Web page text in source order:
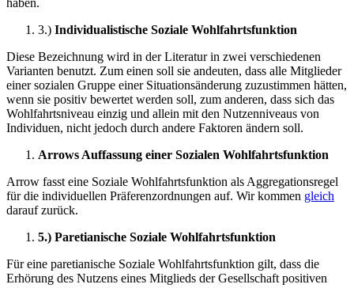
haben.
3.) Individualistische Soziale Wohlfahrtsfunktion
Diese Bezeichnung wird in der Literatur in zwei verschiedenen
Varianten benutzt. Zum einen soll sie andeuten, dass alle Mitglieder
einer sozialen Gruppe einer Situationsänderung zuzustimmen hätten,
wenn sie positiv bewertet werden soll, zum anderen, dass sich das
Wohlfahrtsniveau einzig und allein mit den Nutzenniveaus von
Individuen, nicht jedoch durch andere Faktoren ändern soll.
Arrows Auffassung einer Sozialen Wohlfahrtsfunktion
Arrow fasst eine Soziale Wohlfahrtsfunktion als Aggregationsregel
für die individuellen Präferenzordnungen auf. Wir kommen gleich
darauf zurück.
5.) Paretianische Soziale Wohlfahrtsfunktion
Für eine paretianische Soziale Wohlfahrtsfunktion gilt, dass die
Erhörung des Nutzens eines Mitglieds der Gesellschaft positiven